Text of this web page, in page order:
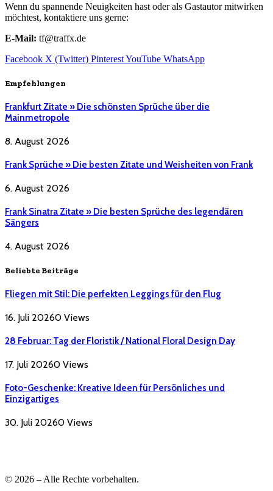
Wenn du spannende Neuigkeiten hast oder als Gastautor mitwirken
möchtest, kontaktiere uns gerne:
E-Mail: tf@traffx.de
Facebook X (Twitter) PinterestYouTube WhatsApp
Empfehlungen
Frankfurt Zitate » Die schönsten Sprüche über die
Mainmetropole
8. August 2026
Frank Sprüche » Die besten Zitate und Weisheiten von Frank
6. August 2026
Frank Sinatra Zitate » Die besten Sprüche des legendären
Sängers
4. August 2026
Beliebte Beiträge
Fliegen mit Stil: Die perfekten Leggings für den Flug
16. Juli 20260 Views
28 Februar: Tag der Floristik / National Floral Design Day
17. Juli 20260 Views
Foto-Geschenke: Kreative Ideen für Persönliches und
Einzigartiges
30. Juli 20260 Views
© 2026 – Alle Rechte vorbehalten.